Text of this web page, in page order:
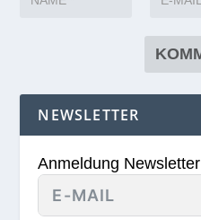
NEWSLETTER
Anmeldung Newsletter